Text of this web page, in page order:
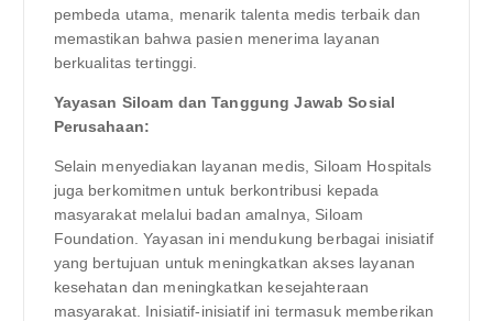
pembeda utama, menarik talenta medis terbaik dan
memastikan bahwa pasien menerima layanan
berkualitas tertinggi.
Yayasan Siloam dan Tanggung Jawab Sosial
Perusahaan:
Selain menyediakan layanan medis, Siloam Hospitals
juga berkomitmen untuk berkontribusi kepada
masyarakat melalui badan amalnya, Siloam
Foundation. Yayasan ini mendukung berbagai inisiatif
yang bertujuan untuk meningkatkan akses layanan
kesehatan dan meningkatkan kesejahteraan
masyarakat. Inisiatif-inisiatif ini termasuk memberikan